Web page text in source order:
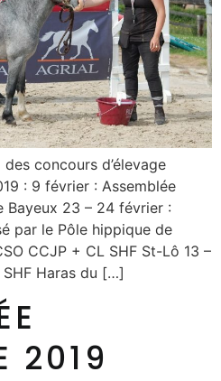
concours d’élevage
: 9 février : Assemblée
Bayeux 23 – 24 février :
par le Pôle hippique de
CCJP + CL SHF St-Lô 13 –
SHF Haras du […]
2019